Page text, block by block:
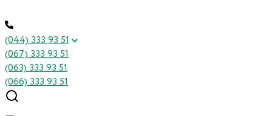
(044) 333 93 51
(067) 333 93 51
(063) 333 93 51
(066) 333 93 51